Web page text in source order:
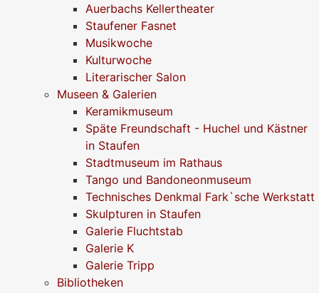
Auerbachs Kellertheater
Staufener Fasnet
Musikwoche
Kulturwoche
Literarischer Salon
Museen & Galerien
Keramikmuseum
Späte Freundschaft - Huchel und Kästner
in Staufen
Stadtmuseum im Rathaus
Tango und Bandoneonmuseum
Technisches Denkmal Fark`sche Werkstatt
Skulpturen in Staufen
Galerie Fluchtstab
Galerie K
Galerie Tripp
Bibliotheken